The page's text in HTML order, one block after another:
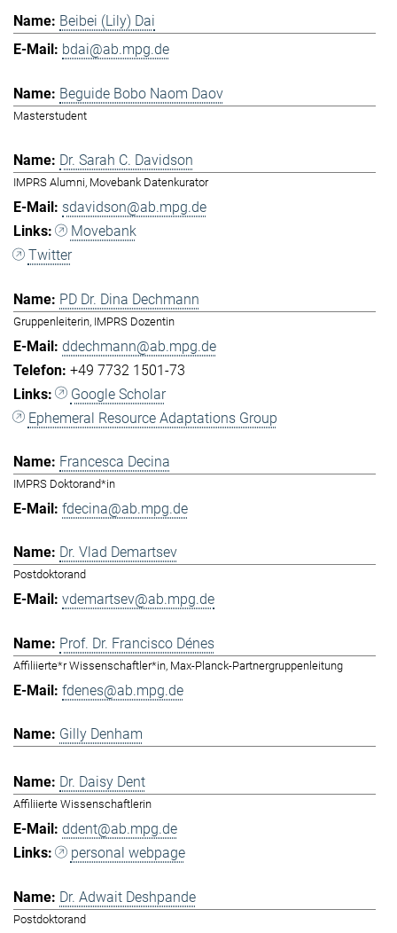
Beibei (Lily) Dai
bdai@ab.mpg.de
Beguide Bobo Naom Daov
Masterstudent
Dr. Sarah C. Davidson
IMPRS Alumni, Movebank Datenkurator
sdavidson@ab.mpg.de
Movebank
Twitter
PD Dr. Dina Dechmann
Gruppenleiterin, IMPRS Dozentin
ddechmann@ab.mpg.de
+49 7732 1501-73
Google Scholar
Ephemeral Resource Adaptations Group
Francesca Decina
IMPRS Doktorand*in
fdecina@ab.mpg.de
Dr. Vlad Demartsev
Postdoktorand
vdemartsev@ab.mpg.de
Prof. Dr. Francisco Dénes
Affiliierte*r Wissenschaftler*in, Max-Planck-Partnergruppenleitung
fdenes@ab.mpg.de
Gilly Denham
Dr. Daisy Dent
Affiliierte Wissenschaftlerin
ddent@ab.mpg.de
personal webpage
Dr. Adwait Deshpande
Postdoktorand